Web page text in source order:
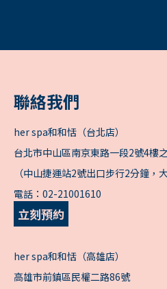
聯絡我們
her spa和和恬（台北店）
台北市中山區南京東路一段2號4樓
（中山捷運站2號出口步行2分鐘，
電話： 02-21001610
立刻預約
her spa和和恬（高雄店）
高雄市前鎮區民權二路86號